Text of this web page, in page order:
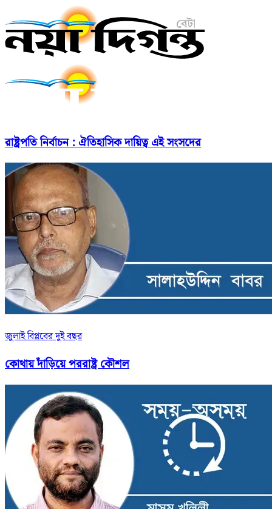
রাষ্ট্রপতি নির্বাচন : ঐতিহাসিক দায়িত্ব এই সংসদের
জুলাই বিপ্লবের দুই বছর
কোথায় দাঁড়িয়ে পররাষ্ট্র কৌশল